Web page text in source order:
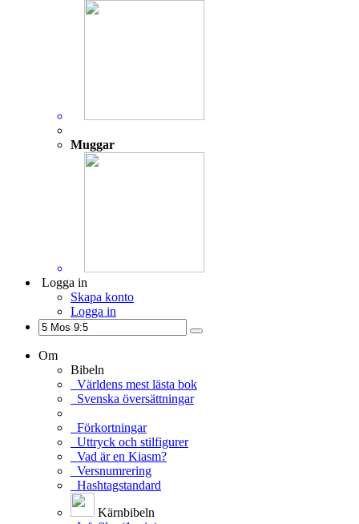
Muggar
Logga in
Skapa konto
Logga in
Om
Bibeln
Världens mest lästa bok
Svenska översättningar
Förkortningar
Uttryck och stilfigurer
Vad är en Kiasm?
Versnumrering
Hashtagstandard
Kärnbibeln